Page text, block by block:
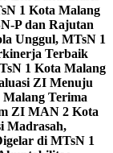
1 Kota Malang
P dan Rajutan
Unggul, MTsN 1
Terbaik
1 Kota Malang
ZI Menuju
Terima
ZI MAN 2 Kota
Madrasah,
di MTsN 1